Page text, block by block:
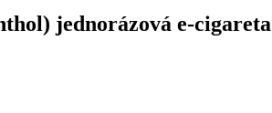
jednorázová e-cigareta